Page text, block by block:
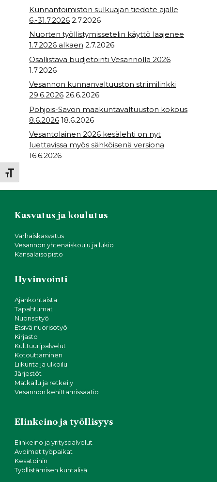
Toggle Font size
Kunnantoimiston sulkuajan tiedote ajalle
6.-31.7.2026 2.7.2026
Nuorten työllistymissetelin käyttö laajenee
1.7.2026 alkaen 2.7.2026
Osallistava budjetointi Vesannolla 2026
1.7.2026
Vesannon kunnanvaltuuston striimilinkki
29.6.2026 26.6.2026
Pohjois-Savon maakuntavaltuuston kokous
8.6.2026 18.6.2026
Vesantolainen 2026 kesälehti on nyt
luettavissa myös sähköisenä versiona
16.6.2026
Kasvatus ja koulutus
Varhaiskasvatus
Vesannon yhtenäiskoulu ja lukio
Kansalaisopisto
Hyvinvointi
Ajankohtaista
Tapahtumat
Nuorisotyö
Etsivä nuorisotyö
Kirjasto
Kulttuuripalvelut
Kotouttaminen
Liikunta ja ulkoilu
Järjestöt
Matkailu ja retkeily
Vesannon kehittämissäätiö
Elinkeino ja työllisyys
Elinkeino ja yrityspalvelut
Avoimet työpaikat
Kesätöihin
Työllistämisen kuntalisä